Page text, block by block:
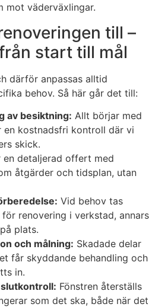
mot väderväxlingar.
till –
start till mål
därför anpassas alltid
behov. Så här går det till:
av besiktning: Allt börjar med
kostnadsfri kontroll där vi
skick.
en detaljerad offert med
åtgärder och tidsplan, utan
Vid behov tas
renovering i verkstad, annars
plats.
och målning: Skadade delar
får skyddande behandling och
in.
Fönstren återställs
som det ska, både när det